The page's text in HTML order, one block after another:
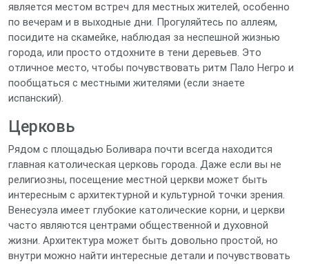
является местом встреч для местных жителей, особенно
по вечерам и в выходные дни. Прогуляйтесь по аллеям,
посидите на скамейке, наблюдая за неспешной жизнью
города, или просто отдохните в тени деревьев. Это
отличное место, чтобы почувствовать ритм Пало Негро и
пообщаться с местными жителями (если знаете
испанский).
Церковь
Рядом с площадью Боливара почти всегда находится
главная католическая церковь города. Даже если вы не
религиозны, посещение местной церкви может быть
интересным с архитектурной и культурной точки зрения.
Венесуэла имеет глубокие католические корни, и церкви
часто являются центрами общественной и духовной
жизни. Архитектура может быть довольно простой, но
внутри можно найти интересные детали и почувствовать